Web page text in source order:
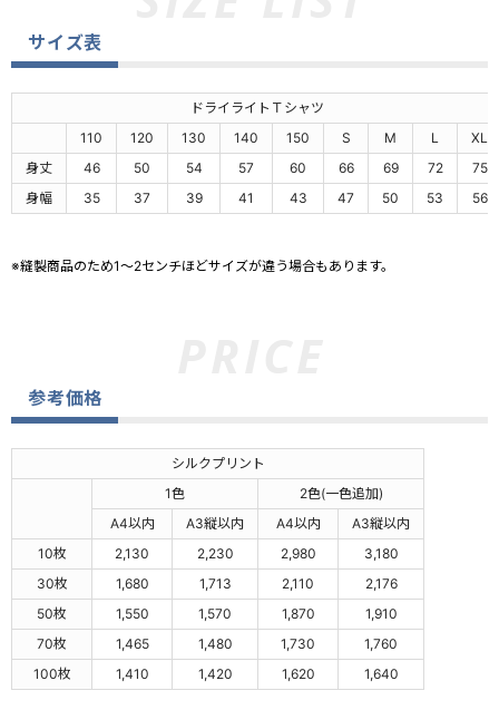
サイズ表
ドライライトＴシャツ
110
120 130 140 150 S M L
XL
身丈
46 50 54 57 60 66 69 72
75
身幅
35 37 39 41 43 47 50 53 56
※縫製商品のため1～2センチほどサイズが違う場合もあります。
参考価格
シルクプリント
1色
2色(一色追加)
A4以内
A3縦以内 A4以内
A3縦以内
10枚
2,130 2,230 2,980
3,180
30枚
1,680 1,713 2,110
2,176
50枚
1,550 1,570 1,870
1,910
70枚
1,465 1,480 1,730
1,760
100枚
1,410 1,420 1,620 1,640